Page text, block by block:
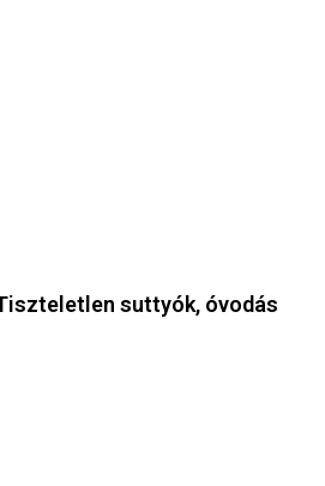
suttyók, óvodás